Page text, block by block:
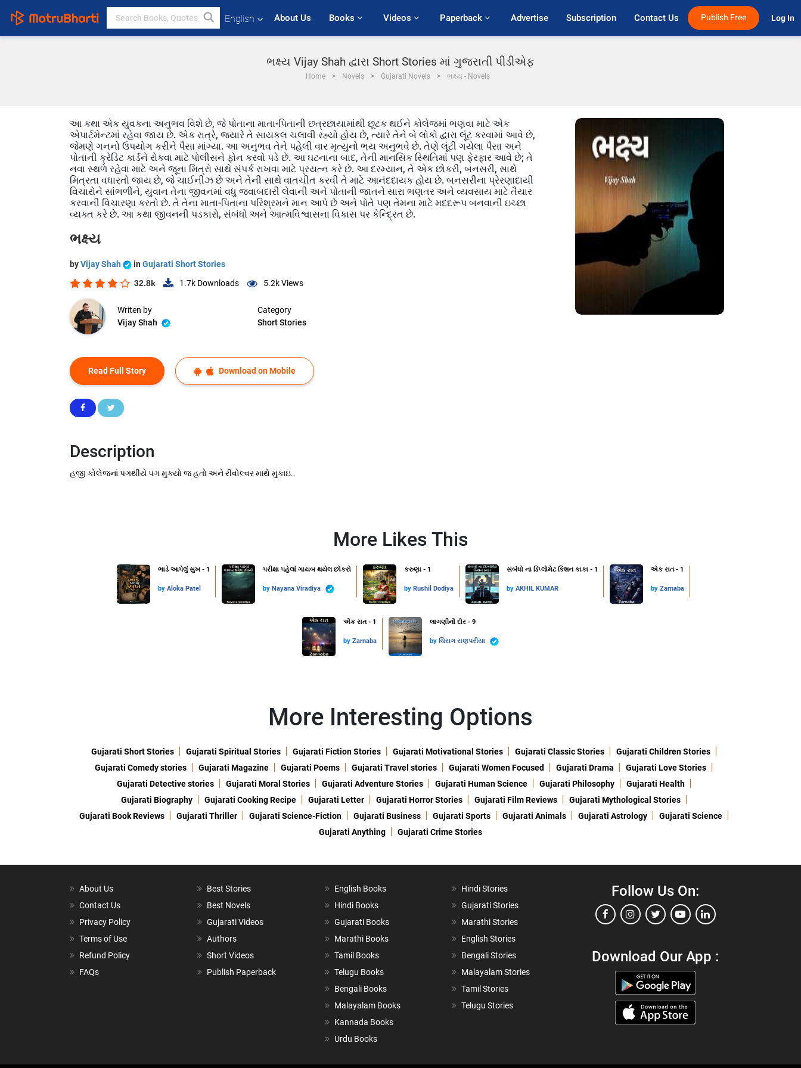
English About Us Books Videos Paperback Advertise Subscription Contact Us Publish Free Log In
ભક્ષ્ય Vijay Shah દ્વારા Short Stories માં ગુજરાતી પીડીએફ
Home Novels Gujarati Novels ભક્ષ્ય - Novels
આ કથા એક યુવકના અનુભવ વિશે છે, જે પોતાના માતા-પિતાની છત્રછાયામાંથી છૂટક થઈને કોલેજમાં ભણવા માટે એક
એપાર્ટમેન્ટમાં રહેવા જાય છે. એક રાત્રે, જ્યારે તે સાયકલ ચલાવી રહ્યો હોય છે, ત્યારે તેને બે લોકો દ્વારા લૂંટ કરવામાં આવે છે,
જેમણે ગનનો ઉપયોગ કરીને પૈસા માંગ્યા. આ અનુભવ તેને પહેલી વાર મૃત્યુનો ભય અનુભવે છે. તેણે લૂંટી ગયેલા પૈસા અને
પોતાની ક્રેડિટ કાર્ડને રોકવા માટે પોલીસને ફોન કરવો પડે છે. આ ઘટનાના બાદ, તેની માનસિક સ્થિતિમાં પણ ફેરફાર આવે છે; તે
નવા સ્થળે રહેવા માટે અને જૂના મિત્રો સાથે સંપર્ક રાખવા માટે પ્રયત્ન કરે છે. આ દરમ્યાન, તે એક છોકરી, બનસરી, સાથે
મિત્રતા વધારતો જાય છે, જે ચાઈનીઝ છે અને તેની સાથે વાતચીત કરવી તે માટે આનંદદાયક હોય છે. બનસરીના પ્રેરણાદાયી
વિચારોને સાંભળીને, યુવાન તેના જીવનમાં વધુ જવાબદારી લેવાની અને પોતાની જાતને સારા ભણતર અને વ્યવસાય માટે તૈયાર
કરવાની વિચારણા કરતો છે. તે તેના માતા-પિતાના પરિશ્રમને માન આપે છે અને પોતે પણ તેમના માટે મદદરૂપ બનવાની ઇચ્છા
વ્યક્ત કરે છે. આ કથા જીવનની પડકારો, સંબંધો અને આત્મવિશ્વાસના વિકાસ પર કેન્દ્રિત છે.
ભક્ષ્ય
byVijay Shah in Gujarati Short Stories
32.8k 1.7k Downloads 5.2kViews
Writen by
Vijay Shah
Category
Short Stories
Read Full Story Download on Mobile
Description
હજી કોલેજનાં પગથીયે પગ મુક્યો જ હતો અને રીવોલ્વર માથે મુકાઇ..
More Likes This
ભાડે આપેલું સુખ - 1
by Aloka Patel
પરીક્ષા પહેલાં ગાયબ થયેલ છોકરો
by Nayana Viradiya
કરુણા - 1
by Rushil Dodiya
સંબંધો ના ડિપ્લોમેટ કિશન કાકા - 1
by AKHIL KUMAR
એક રાત - 1
by Zarnaba
એક રાત - 1
by Zarnaba
લાગણીનો દોર - 9
by ચિરાગ રાણપરીયા
More Interesting Options
Gujarati Short Stories Gujarati Spiritual Stories Gujarati Fiction Stories Gujarati Motivational Stories Gujarati Classic Stories
Gujarati Children Stories
Gujarati Comedy stories
Gujarati Magazine Gujarati Poems Gujarati Travel stories Gujarati Women Focused Gujarati Drama
Gujarati Love Stories
Gujarati Detective stories
Gujarati Moral Stories Gujarati Adventure Stories Gujarati Human Science Gujarati Philosophy
Gujarati Health
Gujarati Biography
Gujarati Cooking Recipe Gujarati Letter Gujarati Horror Stories Gujarati Film Reviews
Gujarati Mythological Stories
Gujarati Book Reviews
Gujarati Thriller Gujarati Science-Fiction Gujarati Business Gujarati Sports Gujarati Animals Gujarati Astrology
Gujarati Science
Gujarati Anything
Gujarati Crime Stories
About Us
Contact Us
Privacy Policy
Terms of Use
Refund Policy
FAQs
Best Stories
Best Novels
Gujarati Videos
Authors
Short Videos
Publish Paperback
English Books
Hindi Books
Gujarati Books
Marathi Books
Tamil Books
Telugu Books
Bengali Books
Malayalam Books
Kannada Books
Urdu Books
Hindi Stories
Gujarati Stories
Marathi Stories
English Stories
Bengali Stories
Malayalam Stories
Tamil Stories
Telugu Stories
Follow Us On:
Download Our App :